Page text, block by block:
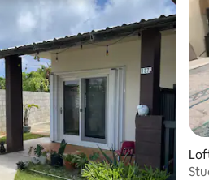
sur la base de 4 commentaires : 5